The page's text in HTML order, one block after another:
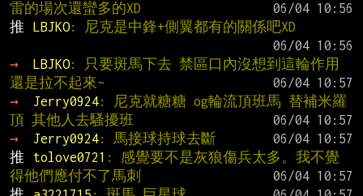
雷的場次還蠻多的XD
推
LBJKO: 尼克是中鋒+側翼都有的關係吧XD
→
LBJKO: 只要斑馬下去 禁區口內沒想到這輪作用
還是拉不起來~
→
Jerry0924: 尼克就糖糖 og輪流頂班馬 替補米羅
頂 其他人去騷擾班
→
Jerry0924: 馬接球持球去斷
推
tolove0721 : 感覺要不是灰狼傷兵太多。我不覺
得他們應付不了馬刺